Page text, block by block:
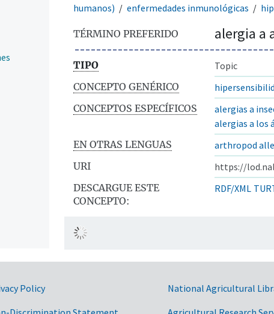
humanos)
enfermedades inmunológicas
TÉRMINO PREFERIDO alergia a
TIPO
Topic
CONCEPTO GENÉRICO
CONCEPTOS ESPECÍFICOS
alergias a
alergias a los
EN OTRAS LENGUAS
arthropod
URI
https://
DESCARGUE ESTE
CONCEPTO:
RDF/XML
Policy
National Agricultural